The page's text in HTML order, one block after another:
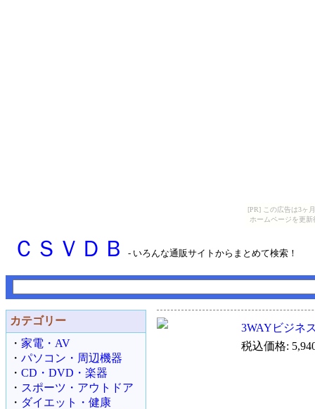
[PR] この広告は3ヶ
ホームページを更
ＣＳＶＤＢ - いろんな通販サイトからまとめて検索！
カテゴリー
・ 家電・AV
・ パソコン・周辺機器
・ CD・DVD・楽器
・ スポーツ・アウトドア
・ ダイエット・健康
3WAYビジネ
税込価格: